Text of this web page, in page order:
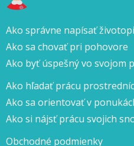
Ako správne napísať
Ako sa chovať pri pohovore
Ako byť úspešný vo svojom
Ako hľadať prácu
Ako sa orientovať v
Ako si nájsť prácu svojich
Obchodné podmienky